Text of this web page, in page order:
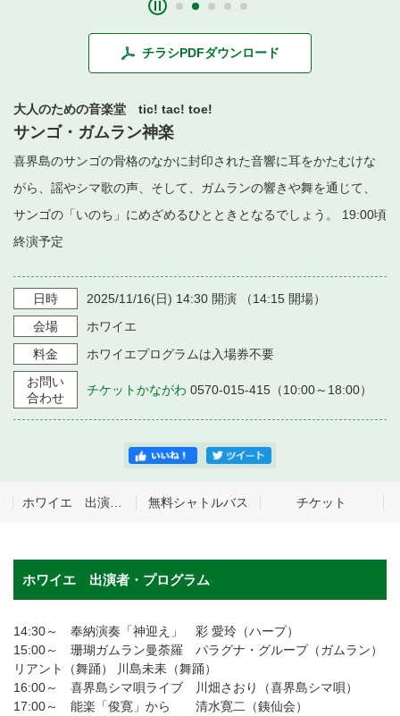
・ 芸術参与
チラシPDFダウンロード
大人のための音楽堂 tic! tac! toe!
サンゴ・ガムラン神楽
喜界島のサンゴの骨格のなかに封印された音響に耳をかたむけな
がら、謡やシマ歌の声、そして、ガムランの響きや舞を通じて、
サンゴの「いのち」にめざめるひとときとなるでしょう。 19:00頃
終演予定
日時 2025/11/16(日) 14:30 開演 （14:15 開場）
会場
ホワイエ
料金
ホワイエプログラムは入場券不要
お問い
合わせ
チケットかながわ 0570-015-415（10:00～18:00）
ホワイエ 出演者・プログラム 無料シャトルバス チケット
ホワイエ 出演者・プログラム
14:30～ 奉納演奏「神迎え」 彩 愛玲（ハープ）
15:00～ 珊瑚ガムラン曼荼羅 パラグナ・グループ（ガムラン）
リアント（舞踊） 川島未耒（舞踊）
16:00～ 喜界島シマ唄ライブ 川畑さおり（喜界島シマ唄）
17:00～ 能楽「俊寛」から 清水寛二（銕仙会）